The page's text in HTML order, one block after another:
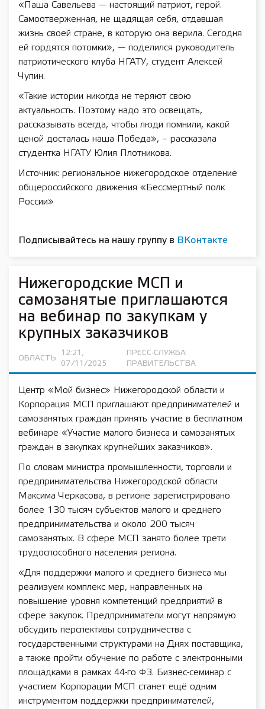
«Паша Савельева — настоящий патриот, герой.
Самоотверженная, не щадящая себя, отдавшая
жизнь своей стране, в которую она верила. Сегодня
ей гордятся потомки», — поделился руководитель
патриотического клуба НГАТУ, студент Алексей
Чупин.
«Такие истории никогда не теряют свою
актуальность. Поэтому надо это освещать,
рассказывать всегда, чтобы люди помнили, какой
ценой досталась наша Победа», – рассказала
студентка НГАТУ Юлия Плотникова.
Источник: региональное нижегородское отделение
общероссийского движения «Бессмертный полк
России»
Подписывайтесь на нашу группу в ВКонтакте
Нижегородские МСП и
самозанятые приглашаются
на вебинар по закупкам у
крупных заказчиков
ОБЛАСТЬ
12:21,
07/11/2025
ПРЕСС-СЛУЖБА
ПРАВИТЕЛЬСТВА
Центр «Мой бизнес» Нижегородской области и
Корпорация МСП приглашают предпринимателей и
самозанятых граждан принять участие в бесплатном
вебинаре «Участие малого бизнеса и самозанятых
граждан в закупках крупнейших заказчиков».
По словам министра промышленности, торговли и
предпринимательства Нижегородской области
Максима Черкасова, в регионе зарегистрировано
более 130 тысяч субъектов малого и среднего
предпринимательства и около 200 тысяч
самозанятых. В сфере МСП занято более трети
трудоспособного населения региона.
«Для поддержки малого и среднего бизнеса мы
реализуем комплекс мер, направленных на
повышение уровня компетенций предприятий в
сфере закупок. Предприниматели могут напрямую
обсудить перспективы сотрудничества с
государственными структурами на Днях поставщика,
а также пройти обучение по работе с электронными
площадками в рамках 44-го ФЗ. Бизнес-семинар с
участием Корпорации МСП станет ещё одним
инструментом поддержки предпринимателей,